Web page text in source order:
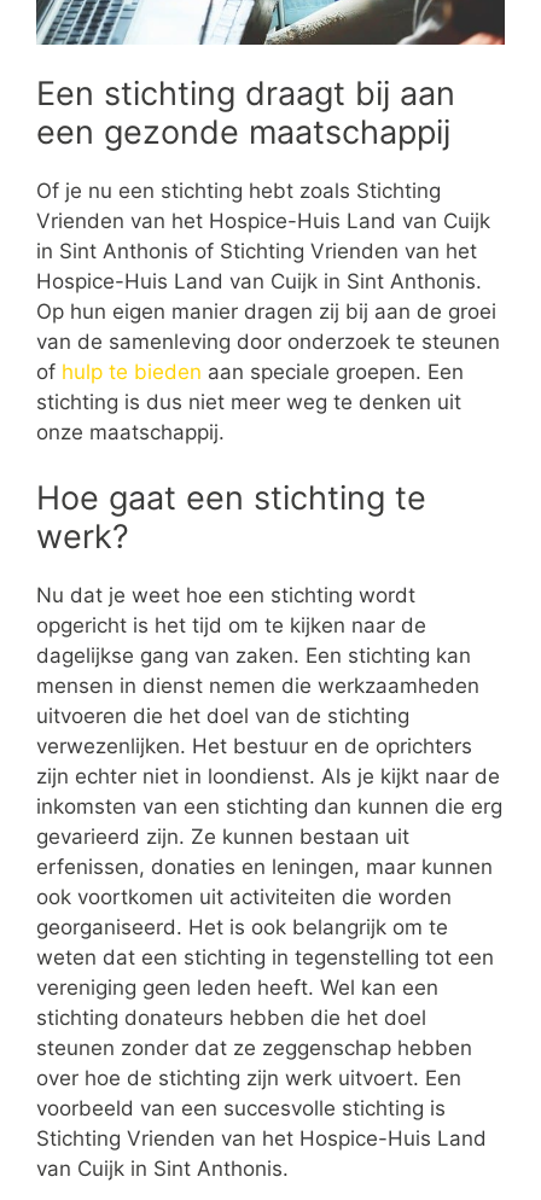
Een stichting draagt bij aan
een gezonde maatschappij
Of je nu een stichting hebt zoals Stichting
Vrienden van het Hospice-Huis Land van Cuijk
in Sint Anthonis of Stichting Vrienden van het
Hospice-Huis Land van Cuijk in Sint Anthonis.
Op hun eigen manier dragen zij bij aan de groei
van de samenleving door onderzoek te steunen
of hulp te bieden aan speciale groepen. Een
stichting is dus niet meer weg te denken uit
onze maatschappij.
Hoe gaat een stichting te
werk?
Nu dat je weet hoe een stichting wordt
opgericht is het tijd om te kijken naar de
dagelijkse gang van zaken. Een stichting kan
mensen in dienst nemen die werkzaamheden
uitvoeren die het doel van de stichting
verwezenlijken. Het bestuur en de oprichters
zijn echter niet in loondienst. Als je kijkt naar de
inkomsten van een stichting dan kunnen die erg
gevarieerd zijn. Ze kunnen bestaan uit
erfenissen, donaties en leningen, maar kunnen
ook voortkomen uit activiteiten die worden
georganiseerd. Het is ook belangrijk om te
weten dat een stichting in tegenstelling tot een
vereniging geen leden heeft. Wel kan een
stichting donateurs hebben die het doel
steunen zonder dat ze zeggenschap hebben
over hoe de stichting zijn werk uitvoert. Een
voorbeeld van een succesvolle stichting is
Stichting Vrienden van het Hospice-Huis Land
van Cuijk in Sint Anthonis.